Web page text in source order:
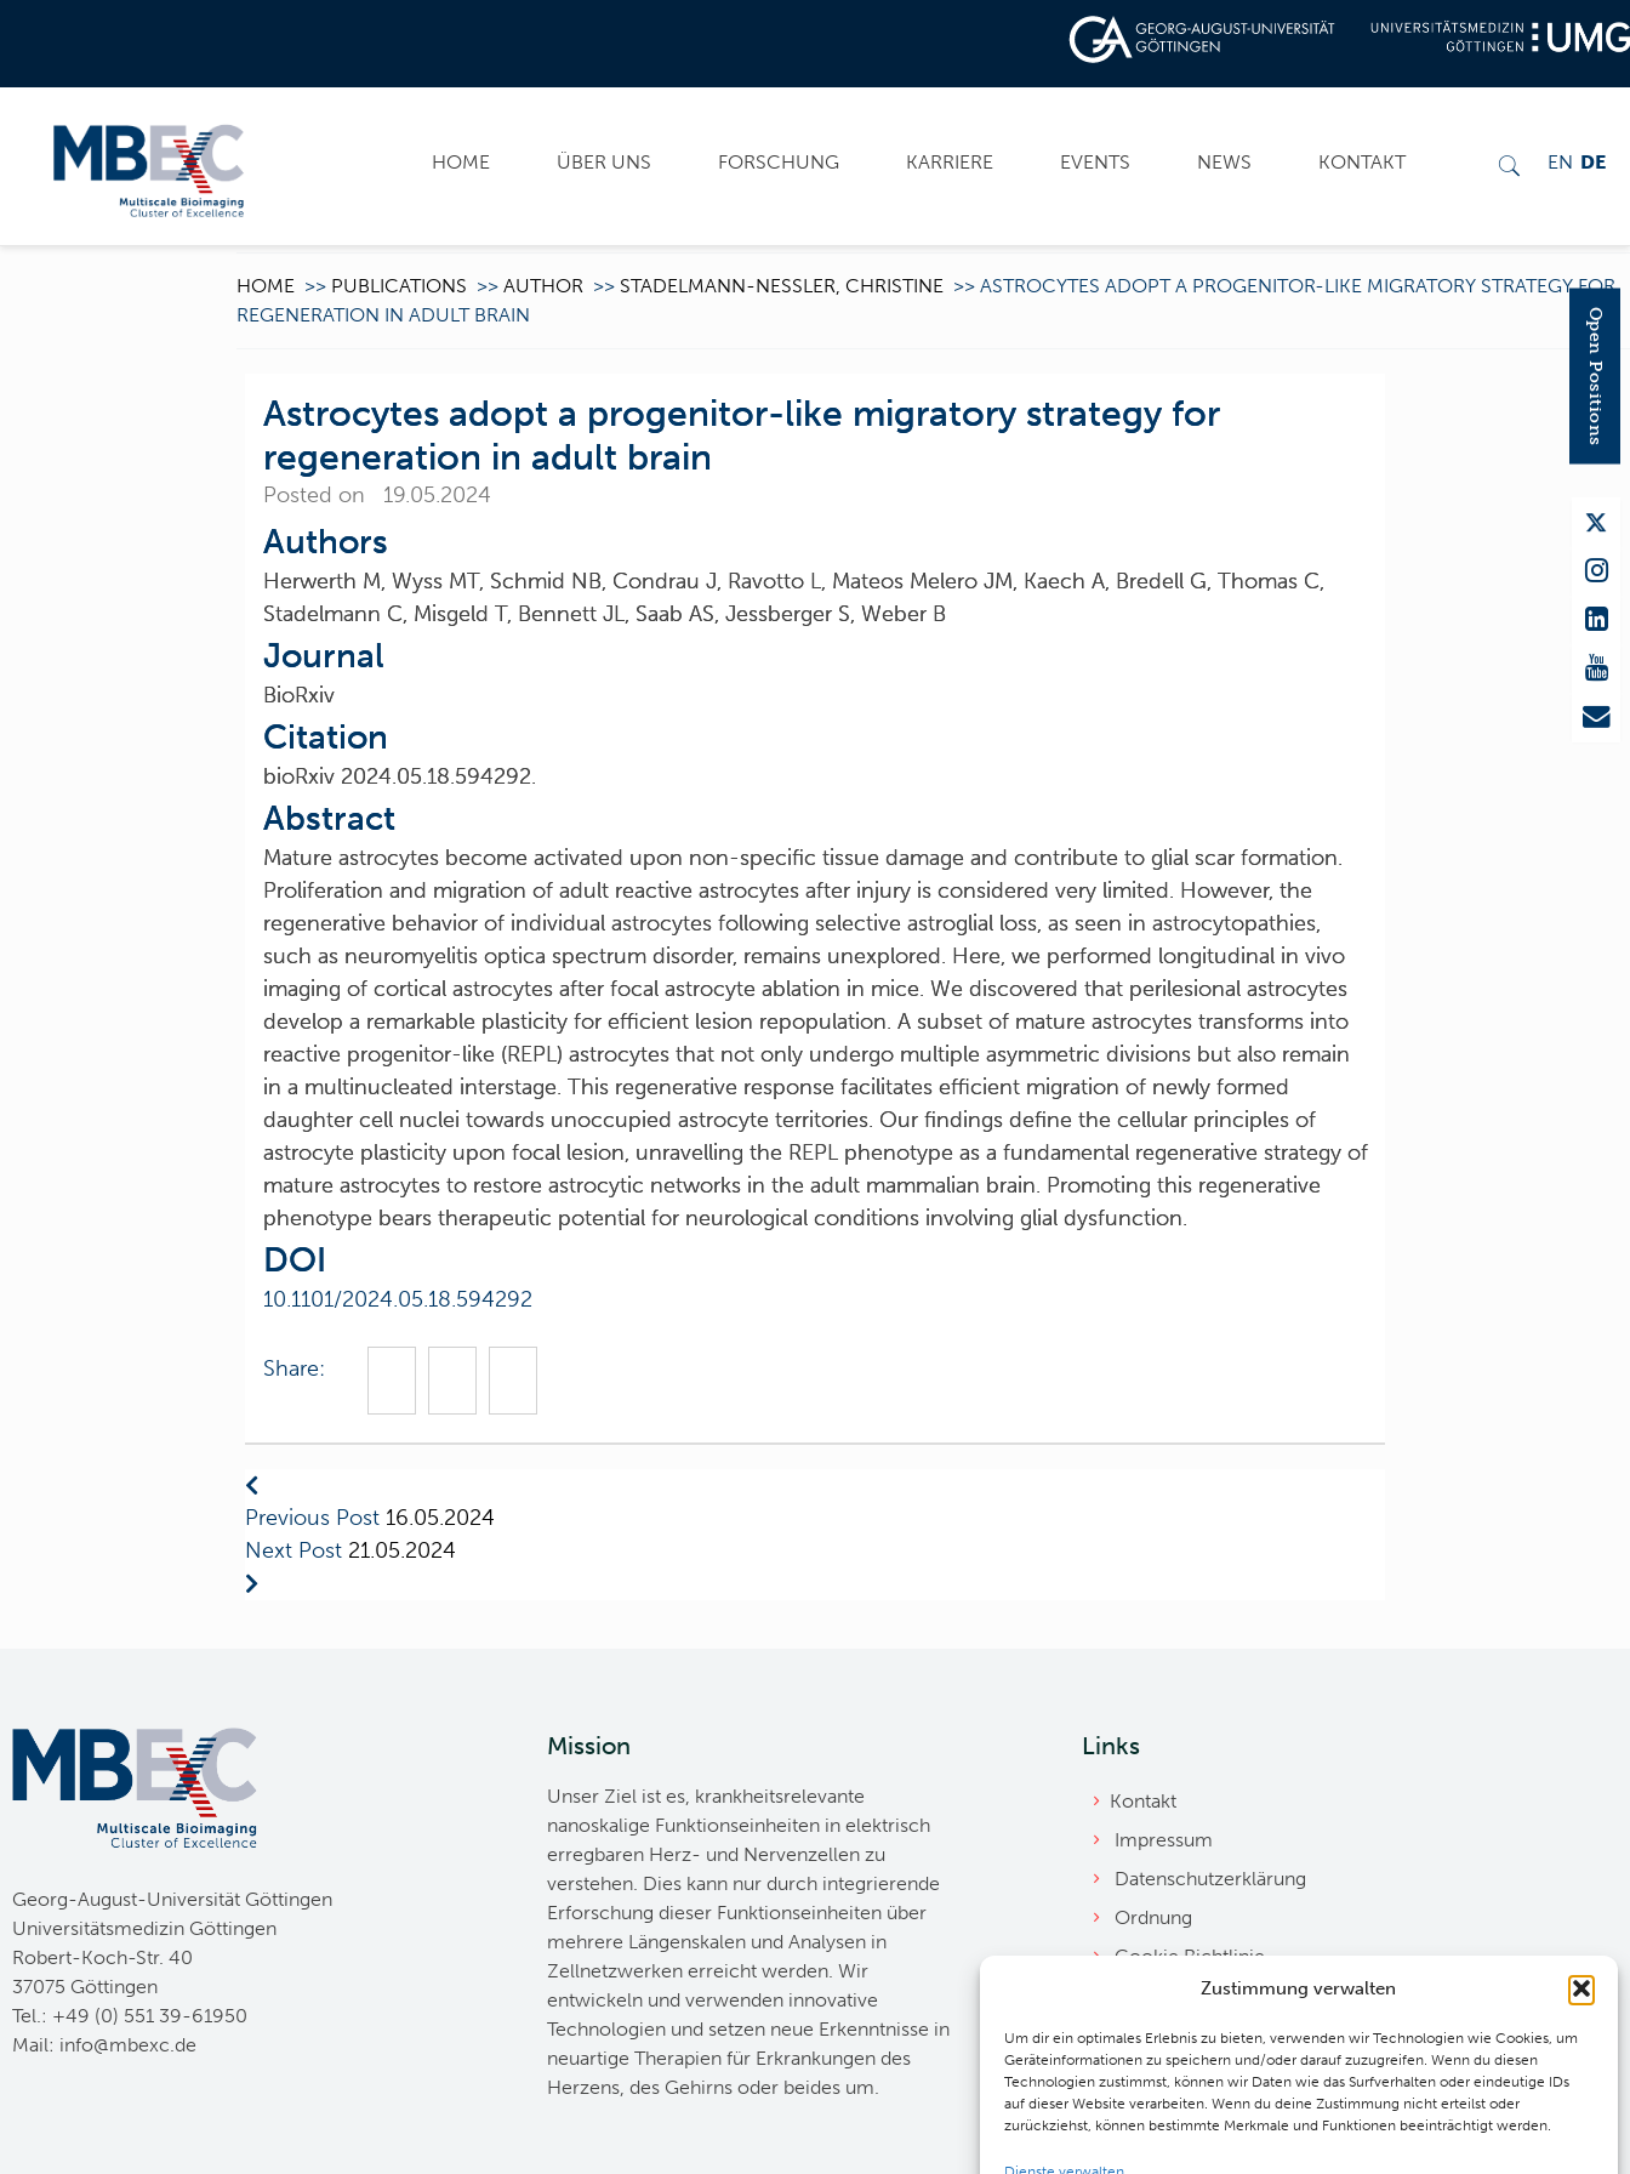
Zustimmung verwalten
Um dir ein optimales Erlebnis zu bieten, verwenden wir Technologien wie Cookies, um
Geräteinformationen zu speichern und/oder darauf zuzugreifen. Wenn du diesen
Technologien zustimmst, können wir Daten wie das Surfverhalten oder eindeutige IDs
auf dieser Website verarbeiten. Wenn du deine Zustimmung nicht erteilst oder
zurückziehst, können bestimmte Merkmale und Funktionen beeinträchtigt werden.
HOME ÜBER UNS FORSCHUNG KARRIERE EVENTS NEWS KONTAKT EN DE
HOME >> PUBLICATIONS >> AUTHOR >> STADELMANN-NESSLER, CHRISTINE >> ASTROCYTES ADOPT A PROGENITOR-LIKE MIGRATORY STRATEGY FOR
REGENERATION IN ADULT BRAIN
Astrocytes adopt a progenitor-like migratory strategy for
regeneration in adult brain
Posted on 19.05.2024
Authors
Herwerth M, Wyss MT, Schmid NB, Condrau J, Ravotto L, Mateos Melero JM, Kaech A, Bredell G, Thomas C,
Stadelmann C, Misgeld T, Bennett JL, Saab AS, Jessberger S, Weber B
Journal
BioRxiv
Citation
bioRxiv 2024.05.18.594292.
Abstract
Mature astrocytes become activated upon non-specific tissue damage and contribute to glial scar formation.
Proliferation and migration of adult reactive astrocytes after injury is considered very limited. However, the
regenerative behavior of individual astrocytes following selective astroglial loss, as seen in astrocytopathies,
such as neuromyelitis optica spectrum disorder, remains unexplored. Here, we performed longitudinal in vivo
imaging of cortical astrocytes after focal astrocyte ablation in mice. We discovered that perilesional astrocytes
develop a remarkable plasticity for efficient lesion repopulation. A subset of mature astrocytes transforms into
reactive progenitor-like (REPL) astrocytes that not only undergo multiple asymmetric divisions but also remain
in a multinucleated interstage. This regenerative response facilitates efficient migration of newly formed
daughter cell nuclei towards unoccupied astrocyte territories. Our findings define the cellular principles of
astrocyte plasticity upon focal lesion, unravelling the REPL phenotype as a fundamental regenerative strategy of
mature astrocytes to restore astrocytic networks in the adult mammalian brain. Promoting this regenerative
phenotype bears therapeutic potential for neurological conditions involving glial dysfunction.
DOI
10.1101/2024.05.18.594292
Share:
Previous Post 16.05.2024
Next Post 21.05.2024
Georg-August-Universität Göttingen
Universitätsmedizin Göttingen
Robert-Koch-Str. 40
37075 Göttingen
Tel.: +49 (0) 551 39-61950
Mail: ed.cxebm@ofni
Mission
Unser Ziel ist es, krankheitsrelevante
nanoskalige Funktionseinheiten in elektrisch
erregbaren Herz- und Nervenzellen zu
verstehen. Dies kann nur durch integrierende
Erforschung dieser Funktionseinheiten über
mehrere Längenskalen und Analysen in
Zellnetzwerken erreicht werden. Wir
entwickeln und verwenden innovative
Technologien und setzen neue Erkenntnisse in
neuartige Therapien für Erkrankungen des
Herzens, des Gehirns oder beides um.
Links
Kontakt
Impressum
Datenschutzerklärung
Ordnung
Cookie Richtlinie
Downloads
Open Positions